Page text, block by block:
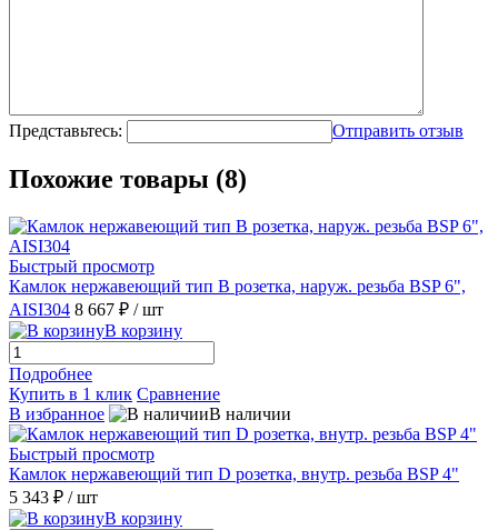
Представьтесь: Отправить отзыв
Похожие товары (8)
Быстрый просмотр
Камлок нержавеющий тип B розетка, наруж. резьба BSP 6",
AISI304 8 667 ₽ / шт
В корзину
Подробнее
Купить в 1 клик Сравнение
В избранное
В наличии
Быстрый просмотр
Камлок нержавеющий тип D розетка, внутр. резьба BSP 4"
5 343 ₽ / шт
В корзину